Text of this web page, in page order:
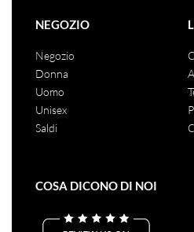
NEGOZIO
Negozio
Donna
Uomo
Unisex
Saldi
COSA DICONO DI NOI